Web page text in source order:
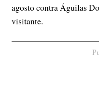
agosto contra Águilas
visitante.